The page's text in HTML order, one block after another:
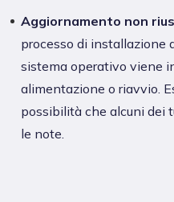
Aggiornamento non
processo di installazione
sistema operativo viene
alimentazione o riavvio.
possibilità che alcuni dei
le note.